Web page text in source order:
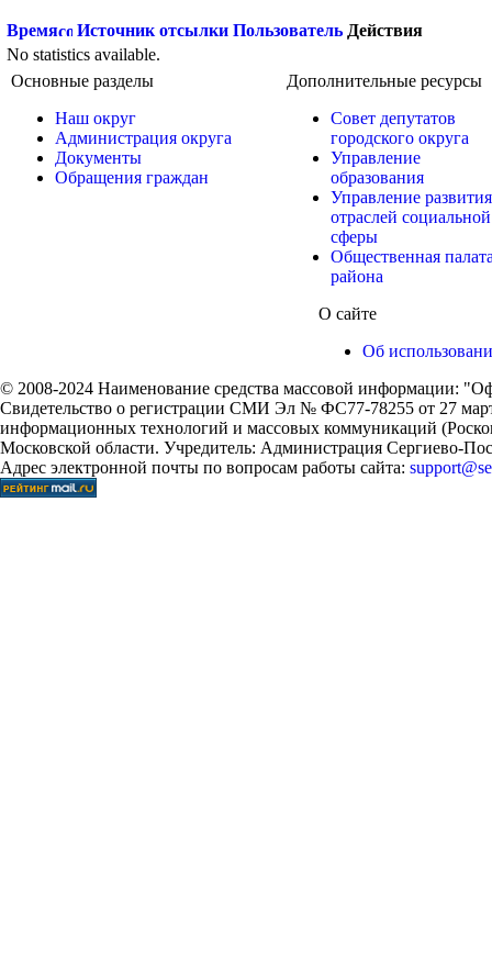
Время Источник отсылки Пользователь Действия
No statistics available.
Основные разделы
Наш округ
Администрация округа
Документы
Обращения граждан
Дополнительные ресурсы
Совет депутатов
городского округа
Управление
образования
Управление развития
отраслей социальной
сферы
Общественная
района
О сайте
Об
© 2008-2024 Наименование средства массовой информации:
Свидетельство о регистрации СМИ Эл № ФС77-78255 от 27
информационных технологий и массовых коммуникаций
Московской области. Учредитель: Администрация Сергиево-
Адрес электронной почты по вопросам работы сайта: